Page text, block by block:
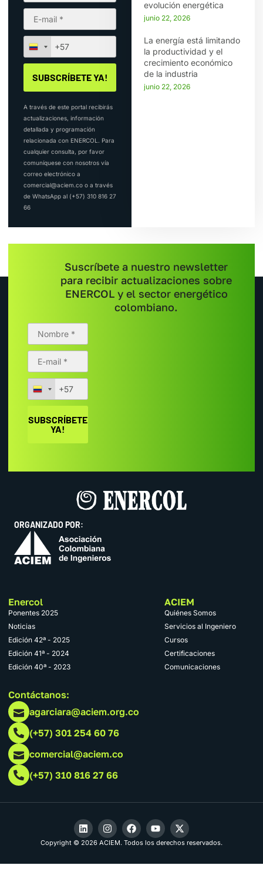
A través de este portal recibirás
actualizaciones, información
detallada y programación
relacionada con ENERCOL. Para
cualquier consulta, por favor
comuníquese con nosotros vía
correo electrónico a
comercial@aciem.co o a través
de WhatsApp al (+57) 310 816 27
66
evolución energética
junio 22, 2026
La energía está limitando
la productividad y el
crecimiento económico
de la industria
junio 22, 2026
Suscríbete a nuestro newsletter
para recibir actualizaciones sobre
ENERCOL y el sector energético
colombiano.
ORGANIZADO POR:
Enercol
Ponentes 2025
Noticias
Edición 42ª - 2025
Edición 41ª - 2024
Edición 40ª - 2023
ACIEM
Quiénes Somos
Servicios al Ingeniero
Cursos
Certificaciones
Comunicaciones
Contáctanos:
agarciara@aciem.org.co
(+57) 301 254 60 76
comercial@aciem.co
(+57) 310 816 27 66
Copyright © 2026 ACIEM. Todos los derechos reservados.